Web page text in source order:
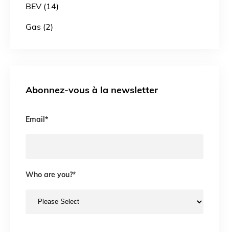
BEV (14)
Gas (2)
Abonnez-vous à la newsletter
Email*
Who are you?*